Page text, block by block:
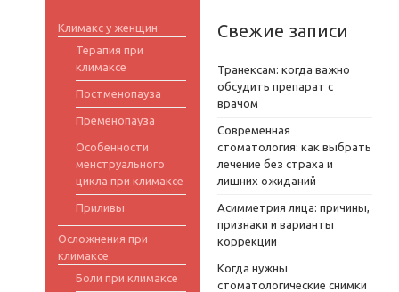
Климакс у женщин
Терапия при
климаксе
Постменопауза
Пременопауза
Особенности
менструального
цикла при климаксе
Приливы
Осложнения при
климаксе
Боли при климаксе
Свежие записи
Транексам: когда важно
обсудить препарат с
врачом
Современная
стоматология: как выбрать
лечение без страха и
лишних ожиданий
Асимметрия лица: причины,
признаки и варианты
коррекции
Когда нужны
стоматологические снимки